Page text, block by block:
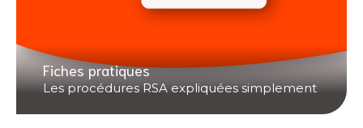
Fiches pratiques
Les procédures RSA expliquées simplement